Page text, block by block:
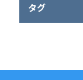
タグ